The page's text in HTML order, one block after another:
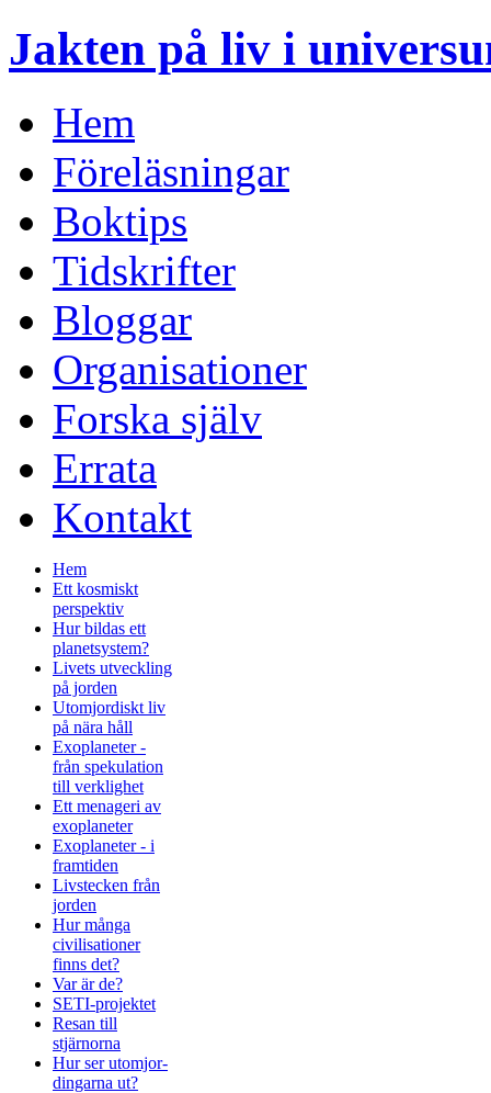
Jakten på liv i
Hem
Föreläsningar
Boktips
Tidskrifter
Bloggar
Organisationer
Forska själv
Errata
Kontakt
Hem
Ett kosmiskt
perspektiv
Hur bildas ett
planetsystem?
Livets utveckling
på jorden
Utomjordiskt liv
på nära håll
Exoplaneter -
från spekulation
till verklighet
Ett menageri av
exoplaneter
Exoplaneter - i
framtiden
Livstecken från
jorden
Hur många
civilisationer
finns det?
Var är de?
SETI-projektet
Resan till
stjärnorna
Hur ser utomjor-
dingarna ut?